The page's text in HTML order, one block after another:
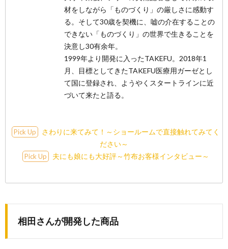
材をしながら「ものづくり」の厳しさに感動す
る。そして30歳を契機に、嘘の介在することの
できない「ものづくり」の世界で生きることを
決意し30有余年。
1999年より開発に入ったTAKEFU。2018年1
月、目標としてきたTAKEFU医療用ガーゼとし
て国に登録され、ようやくスタートラインに近
づいて来たと語る。
Pick Up
さわりに来てみて！～ショールームで直接触れてみてく
ださい～
Pick Up 夫にも娘にも大好評～竹布お客様インタビュー～
相田さんが開発した商品